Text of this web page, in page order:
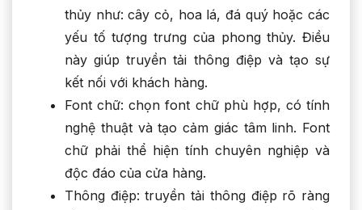
thủy như: cây cỏ, hoa lá, đá quý hoặc các
yếu tố tượng trưng của phong thủy. Điều
này giúp truyền tải thông điệp và tạo sự
kết nối với khách hàng.
Font chữ: chọn font chữ phù hợp, có tính
nghệ thuật và tạo cảm giác tâm linh. Font
chữ phải thể hiện tính chuyên nghiệp và
độc đáo của cửa hàng.
Thông điệp: truyền tải thông điệp rõ ràng